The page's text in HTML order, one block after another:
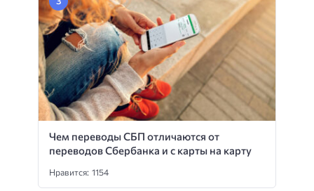
Чем переводы СБП отличаются от
переводов Сбербанка и с карты на карту
Нравится: 1154